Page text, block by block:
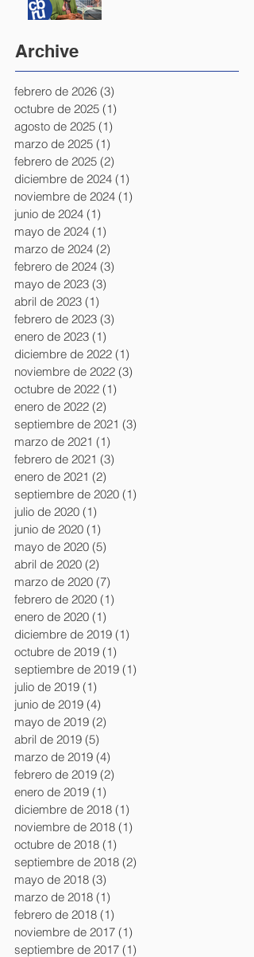
Archive
febrero de 2026 (3)
octubre de 2025 (1)
agosto de 2025 (1)
marzo de 2025 (1)
febrero de 2025 (2)
diciembre de 2024 (1)
noviembre de 2024 (1)
junio de 2024 (1)
mayo de 2024 (1)
marzo de 2024 (2)
febrero de 2024 (3)
mayo de 2023 (3)
abril de 2023 (1)
febrero de 2023 (3)
enero de 2023 (1)
diciembre de 2022 (1)
noviembre de 2022 (3)
octubre de 2022 (1)
enero de 2022 (2)
septiembre de 2021 (3)
marzo de 2021 (1)
febrero de 2021 (3)
enero de 2021 (2)
septiembre de 2020 (1)
julio de 2020 (1)
junio de 2020 (1)
mayo de 2020 (5)
abril de 2020 (2)
marzo de 2020 (7)
febrero de 2020 (1)
enero de 2020 (1)
diciembre de 2019 (1)
octubre de 2019 (1)
septiembre de 2019 (1)
julio de 2019 (1)
junio de 2019 (4)
mayo de 2019 (2)
abril de 2019 (5)
marzo de 2019 (4)
febrero de 2019 (2)
enero de 2019 (1)
diciembre de 2018 (1)
noviembre de 2018 (1)
octubre de 2018 (1)
septiembre de 2018 (2)
mayo de 2018 (3)
marzo de 2018 (1)
febrero de 2018 (1)
noviembre de 2017 (1)
septiembre de 2017 (1)